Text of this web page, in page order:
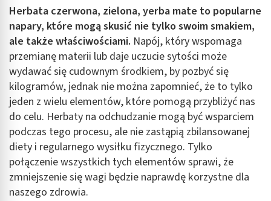
Herbata czerwona, zielona, yerba mate to popularne
napary, które mogą skusić nie tylko swoim smakiem,
ale także właściwościami. Napój, który wspomaga
przemianę materii lub daje uczucie sytości może
wydawać się cudownym środkiem, by pozbyć się
kilogramów, jednak nie można zapomnieć, że to tylko
jeden z wielu elementów, które pomogą przybliżyć nas
do celu. Herbaty na odchudzanie mogą być wsparciem
podczas tego procesu, ale nie zastąpią zbilansowanej
diety i regularnego wysiłku fizycznego. Tylko
połączenie wszystkich tych elementów sprawi, że
zmniejszenie się wagi będzie naprawdę korzystne dla
naszego zdrowia.